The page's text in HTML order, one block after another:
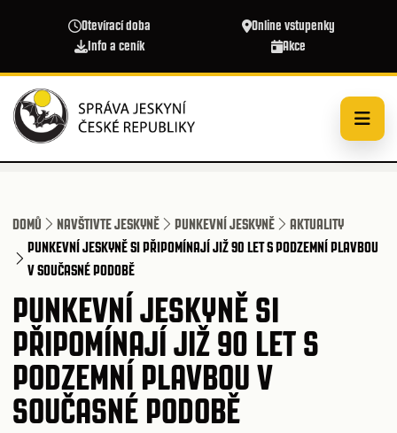
Otevírací doba
Online vstupenky
Info a ceník
Akce
DOMŮ NAVŠTIVTE JESKYNĚ PUNKEVNÍ JESKYNĚ
AKTUALITY
PUNKEVNÍ JESKYNĚ SI PŘIPOMÍNAJÍ JIŽ 90 LET S PODZEMNÍ PLAVBOU
V SOUČASNÉ PODOBĚ
PUNKEVNÍ JESKYNĚ SI
PŘIPOMÍNAJÍ JIŽ 90 LET S
PODZEMNÍ PLAVBOU V
SOUČASNÉ PODOBĚ